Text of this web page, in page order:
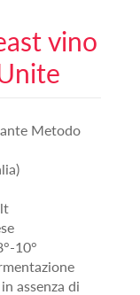
vino
Metodo
10°
assenza di